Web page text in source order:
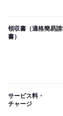
領収書（適格簡易
書）
サービス料・
チャージ